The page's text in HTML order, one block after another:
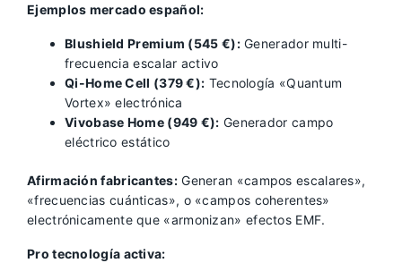
Ejemplos mercado español:
Blushield Premium (545 €):Generador multi-
frecuencia escalar activo
Qi-Home Cell (379 €): Tecnología «Quantum
Vortex» electrónica
Vivobase Home (949 €): Generador campo
eléctrico estático
Afirmación fabricantes:Generan «campos escalares»,
«frecuencias cuánticas», o «campos coherentes»
electrónicamente que «armonizan» efectos EMF.
Pro tecnología activa: